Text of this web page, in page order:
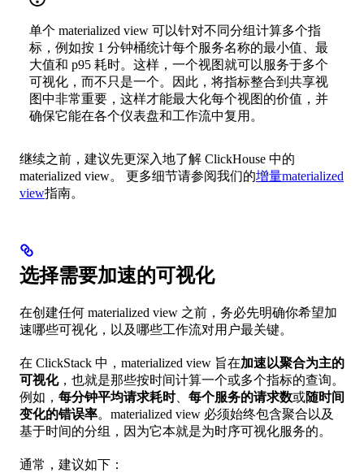
单个 materialized view 可以针对不同分组计算多个指
标，例如按 1 分钟桶统计每个服务名称的最小值、最
大值和 p95 耗时。这样，一个视图就可以服务于多个
可视化，而不只是一个。因此，将指标整合到共享视
图中非常重要，这样才能最大化每个视图的价值，并
确保它能在各个仪表盘和工作流中复用。
继续之前，建议先更深入地了解 ClickHouse 中的
materialized view。 更多细节请参阅我们的增量materialized
view指南。
选择需要加速的可视化
在创建任何 materialized view 之前，务必先明确你希望加
速哪些可视化，以及哪些工作流对用户最关键。
在 ClickStack 中，materialized view 旨在加速以聚合为主的
可视化，也就是那些按时间计算一个或多个指标的查询。
例如， 每分钟平均请求耗时、 每个服务的请求数或随时间
变化的错误率。materialized view 必须始终包含聚合以及
基于时间的分组，因为它本就是为时序可视化服务的。
通常，建议如下：